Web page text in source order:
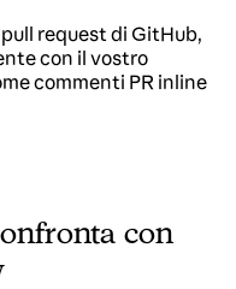
request di GitHub,
con il vostro
commenti PR inline
con